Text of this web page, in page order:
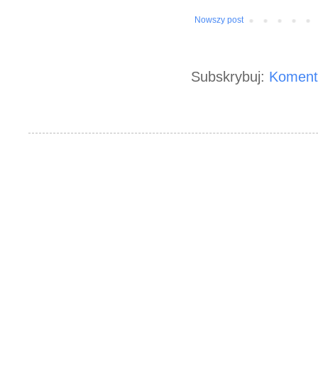
Nowszy post
Subskrybuj: